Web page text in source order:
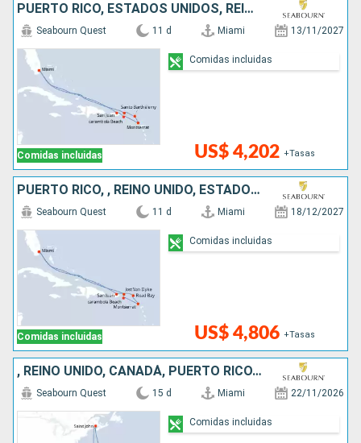
PUERTO RICO, ESTADOS UNIDOS, REINO UNIDO, FRANCIA
Comidas incluidas
Seabourn Quest 11 d Miami 13/11/2027
US$ 4,202 +Tasas
Comidas incluidas
PUERTO RICO, , REINO UNIDO, ESTADOS UNIDOS
Comidas incluidas
Seabourn Quest 11 d Miami 18/12/2027
US$ 4,806 +Tasas
Comidas incluidas
, REINO UNIDO, CANADÁ, PUERTO RICO, ESTADOS UNIDOS
Seabourn Quest 15 d Miami 22/11/2026
Comidas incluidas